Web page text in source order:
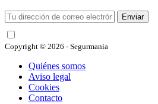
Enviar
Copyright © 2026 - Segurmania
Quiénes somos
Aviso legal
Cookies
Contacto